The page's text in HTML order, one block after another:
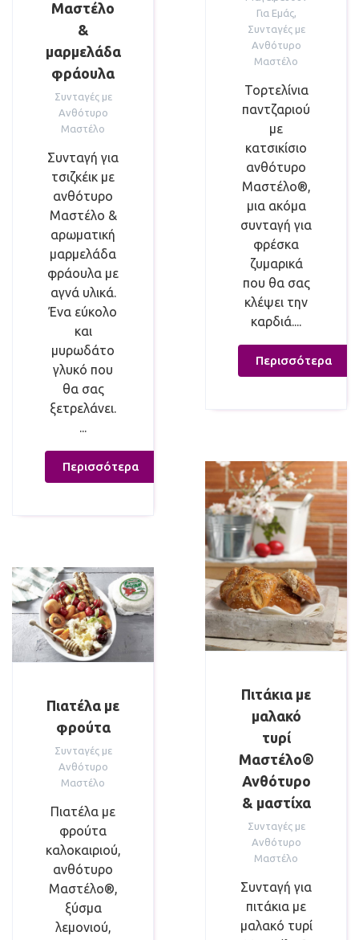
Για Εμάς,
Συνταγές με
Ανθότυρο
Μαστέλο
Τορτελίνια
παντζαριού
με
κατσικίσιο
ανθότυρο
Μαστέλο®,
μια ακόμα
συνταγή για
φρέσκα
ζυμαρικά
που θα σας
κλέψει την
καρδιά....
Περισσότερα
Μαστέλο
&
μαρμελάδα
φράουλα
Συνταγές με
Ανθότυρο
Μαστέλο
Συνταγή για
τσιζκέικ με
ανθότυρο
Μαστέλο &
αρωματική
μαρμελάδα
φράουλα με
αγνά υλικά.
Ένα εύκολο
και
μυρωδάτο
γλυκό που
θα σας
ξετρελάνει.
...
Περισσότερα
Πιτάκια με
μαλακό
τυρί
Μαστέλο®
Ανθότυρο
& μαστίχα
Συνταγές με
Ανθότυρο
Μαστέλο
Συνταγή για
πιτάκια με
μαλακό τυρί
Πιατέλα με
φρούτα
Συνταγές με
Ανθότυρο
Μαστέλο
Πιατέλα με
φρούτα
καλοκαιριού,
ανθότυρο
Μαστέλο®,
ξύσμα
λεμονιού,